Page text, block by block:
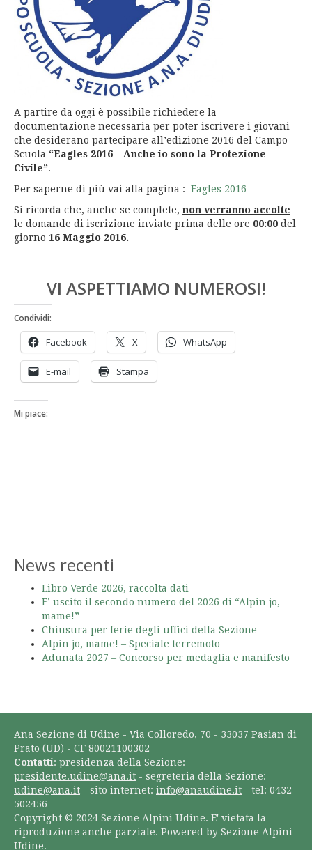
A partire da oggi è possibile richiedere la
documentazione necessaria per poter iscrivere i giovani
che desiderano partecipare all’edizione 2016 del Campo
Scuola “Eagles 2016 – Anche io sono la Protezione
Civile”.
Per saperne di più vai alla pagina : Eagles 2016
Si ricorda che, anche se complete, non verranno accolte
le domande di iscrizione inviate prima delle ore 00:00 del
giorno 16 Maggio 2016.
VI ASPETTIAMO NUMEROSI!
Condividi:
Facebook X WhatsApp
E-mail Stampa
Mi piace:
News recenti
Libro Verde 2026, raccolta dati
E’ uscito il secondo numero del 2026 di “Alpin jo,
mame!”
Chiusura per ferie degli uffici della Sezione
Alpin jo, mame! – Speciale terremoto
Adunata 2027 – Concorso per medaglia e manifesto
Ana Sezione di Udine - Via Colloredo, 70 - 33037 Pasian di
Prato (UD) - CF 80021100302
Contatti: presidenza della Sezione:
presidente.udine@ana.it - segreteria della Sezione:
udine@ana.it - sito internet: info@anaudine.it - tel: 0432-
502456
Copyright © 2024 Sezione Alpini Udine. E' vietata la
riproduzione anche parziale. Powered by Sezione Alpini
Udine.